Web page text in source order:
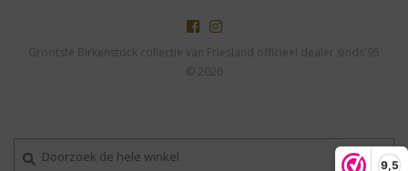
9,5
Grootste Birkenstock collectie van Friesland officieel dealer sinds'95
© 2026